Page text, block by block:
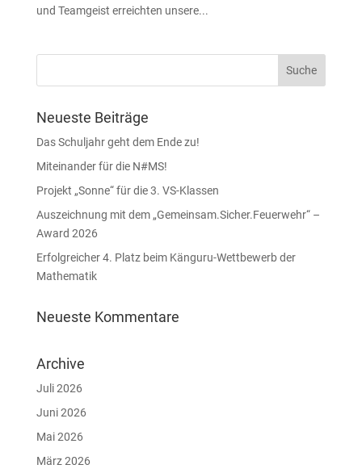
und Teamgeist erreichten unsere...
Neueste Beiträge
Das Schuljahr geht dem Ende zu!
Miteinander für die N#MS!
Projekt „Sonne“ für die 3. VS-Klassen
Auszeichnung mit dem „Gemeinsam.Sicher.Feuerwehr“ –
Award 2026
Erfolgreicher 4. Platz beim Känguru-Wettbewerb der
Mathematik
Neueste Kommentare
Archive
Juli 2026
Juni 2026
Mai 2026
März 2026